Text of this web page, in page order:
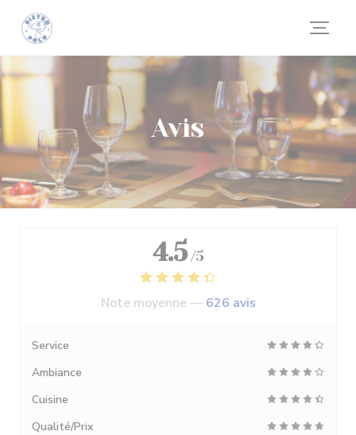
Personnalisation de vos choix en matière de cookies
Avis
4.5 /5
Note moyenne — 626 avis
Service
Ambiance
Cuisine
Qualité/Prix